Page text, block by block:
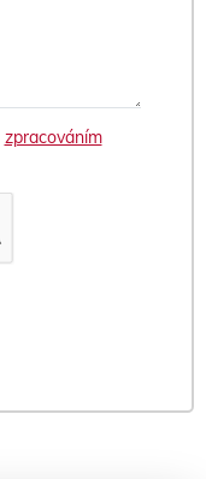
zpracováním